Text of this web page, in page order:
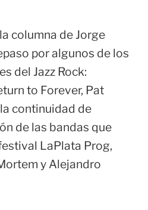
columna de Jorge
por algunos de los
del Jazz Rock:
to Forever, Pat
continuidad de
de las bandas que
LaPlata Prog,
y Alejandro